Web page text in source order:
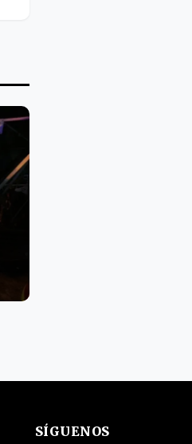
SÍGUENOS